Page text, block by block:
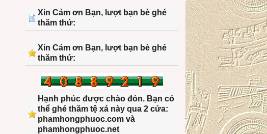
Xin Cảm ơn Bạn, lượt bạn bè ghé
thăm thứ:
Xin Cảm ơn Bạn, lượt bạn bè ghé
thăm thứ:
Hạnh phúc được chào đón. Bạn có
thể ghé thăm tệ xá này qua 2 cửa:
phamhongphuoc.com và
phamhongphuoc.net